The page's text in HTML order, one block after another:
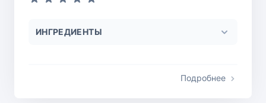
ИНГРЕДИЕНТЫ
Подробнее